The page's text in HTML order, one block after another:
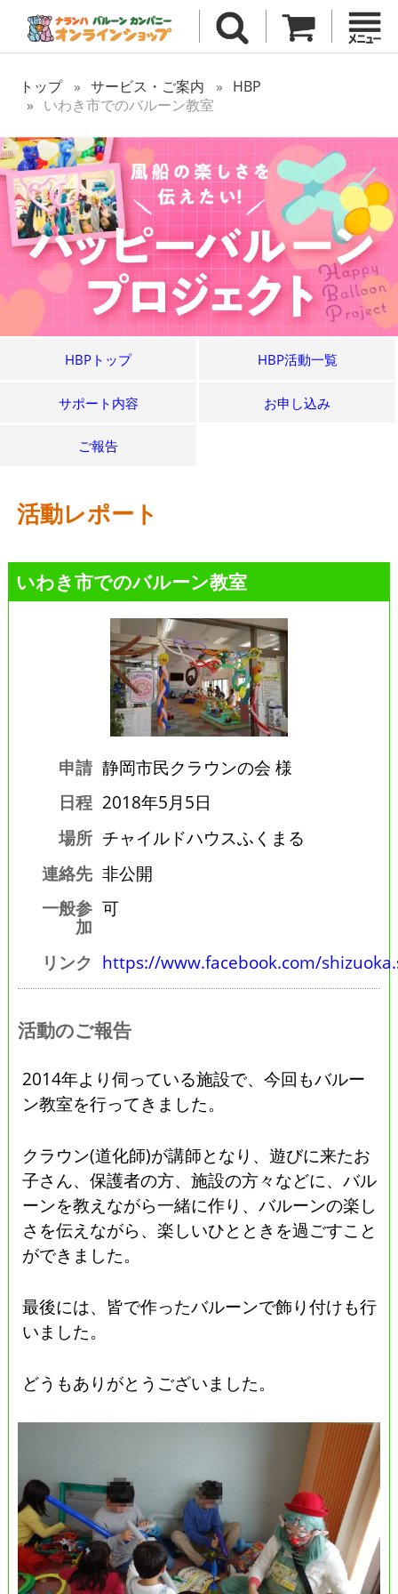
トップ サービス・ご案内
HBP
いわき市でのバルーン教室
HBPトップ HBP活動一覧
サポート内容 お申し込み
ご報告
活動レポート
いわき市でのバルーン教室
申請 静岡市民クラウンの会 様
日程 2018年5月5日
場所 チャイルドハウスふくまる
連絡先 非公開
一般参
加
可
リンク https://www.facebook.com/
活動のご報告
2014年より伺っている施設で、今回もバルー
ン教室を行ってきました。
クラウン(道化師)が講師となり、遊びに来たお
子さん、保護者の方、施設の方々などに、バル
ーンを教えながら一緒に作り、バルーンの楽し
さを伝えながら、楽しいひとときを過ごすこと
ができました。
最後には、皆で作ったバルーンで飾り付けも行
いました。
どうもありがとうございました。